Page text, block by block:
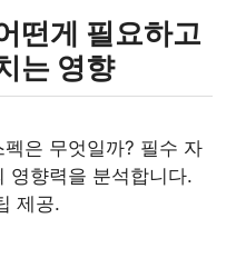
떤게 필요하고
는 영향
은 무엇일까? 필수 자
영향력을 분석합니다.
제공.